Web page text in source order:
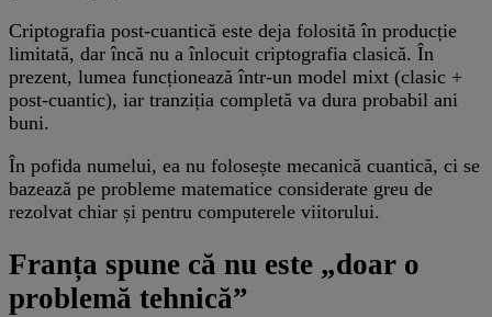
Criptografia post-cuantică este deja folosită în producție
limitată, dar încă nu a înlocuit criptografia clasică. În
prezent, lumea funcționează într-un model mixt (clasic +
post-cuantic), iar tranziția completă va dura probabil ani
buni.
În pofida numelui, ea nu folosește mecanică cuantică, ci se
bazează pe probleme matematice considerate greu de
rezolvat chiar și pentru computerele viitorului.
Franța spune că nu este „doar o
problemă tehnică”